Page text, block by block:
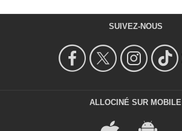
SUIVEZ-NOUS
ALLOCINÉ SUR MOBILE